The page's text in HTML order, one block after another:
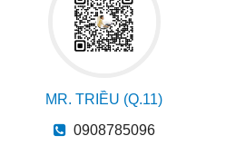
MR. TRIỀU (Q.11)
0908785096